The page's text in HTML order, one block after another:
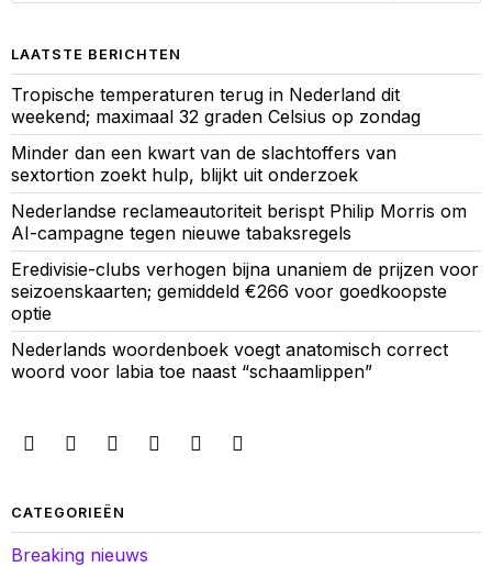
LAATSTE BERICHTEN
Tropische temperaturen terug in Nederland dit
weekend; maximaal 32 graden Celsius op zondag
Minder dan een kwart van de slachtoffers van
sextortion zoekt hulp, blijkt uit onderzoek
Nederlandse reclameautoriteit berispt Philip Morris om
AI-campagne tegen nieuwe tabaksregels
Eredivisie-clubs verhogen bijna unaniem de prijzen voor
seizoenskaarten; gemiddeld €266 voor goedkoopste
optie
Nederlands woordenboek voegt anatomisch correct
woord voor labia toe naast “schaamlippen”
CATEGORIEËN
Breaking nieuws